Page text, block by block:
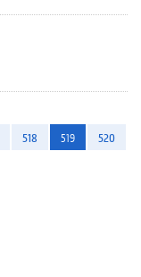
518 519
520